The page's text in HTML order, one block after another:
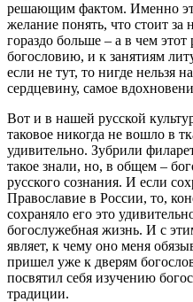
решающим фактом. Именно
желание понять, что стоит за
гораздо больше – а в чем
богословию, и к занятиям
если не тут, то нигде нельзя
сердцевину, самое
Вот и в нашей русской
таковое никогда не вошло в
удивительно. Зубрили
такое знали, но, в общем –
русского сознания. И если
Православие в России, то,
сохраняло его это
богослужебная жизнь. И с
являет, к чему оно меня
пришел уже к дверям
посвятил себя изучению
традиции.